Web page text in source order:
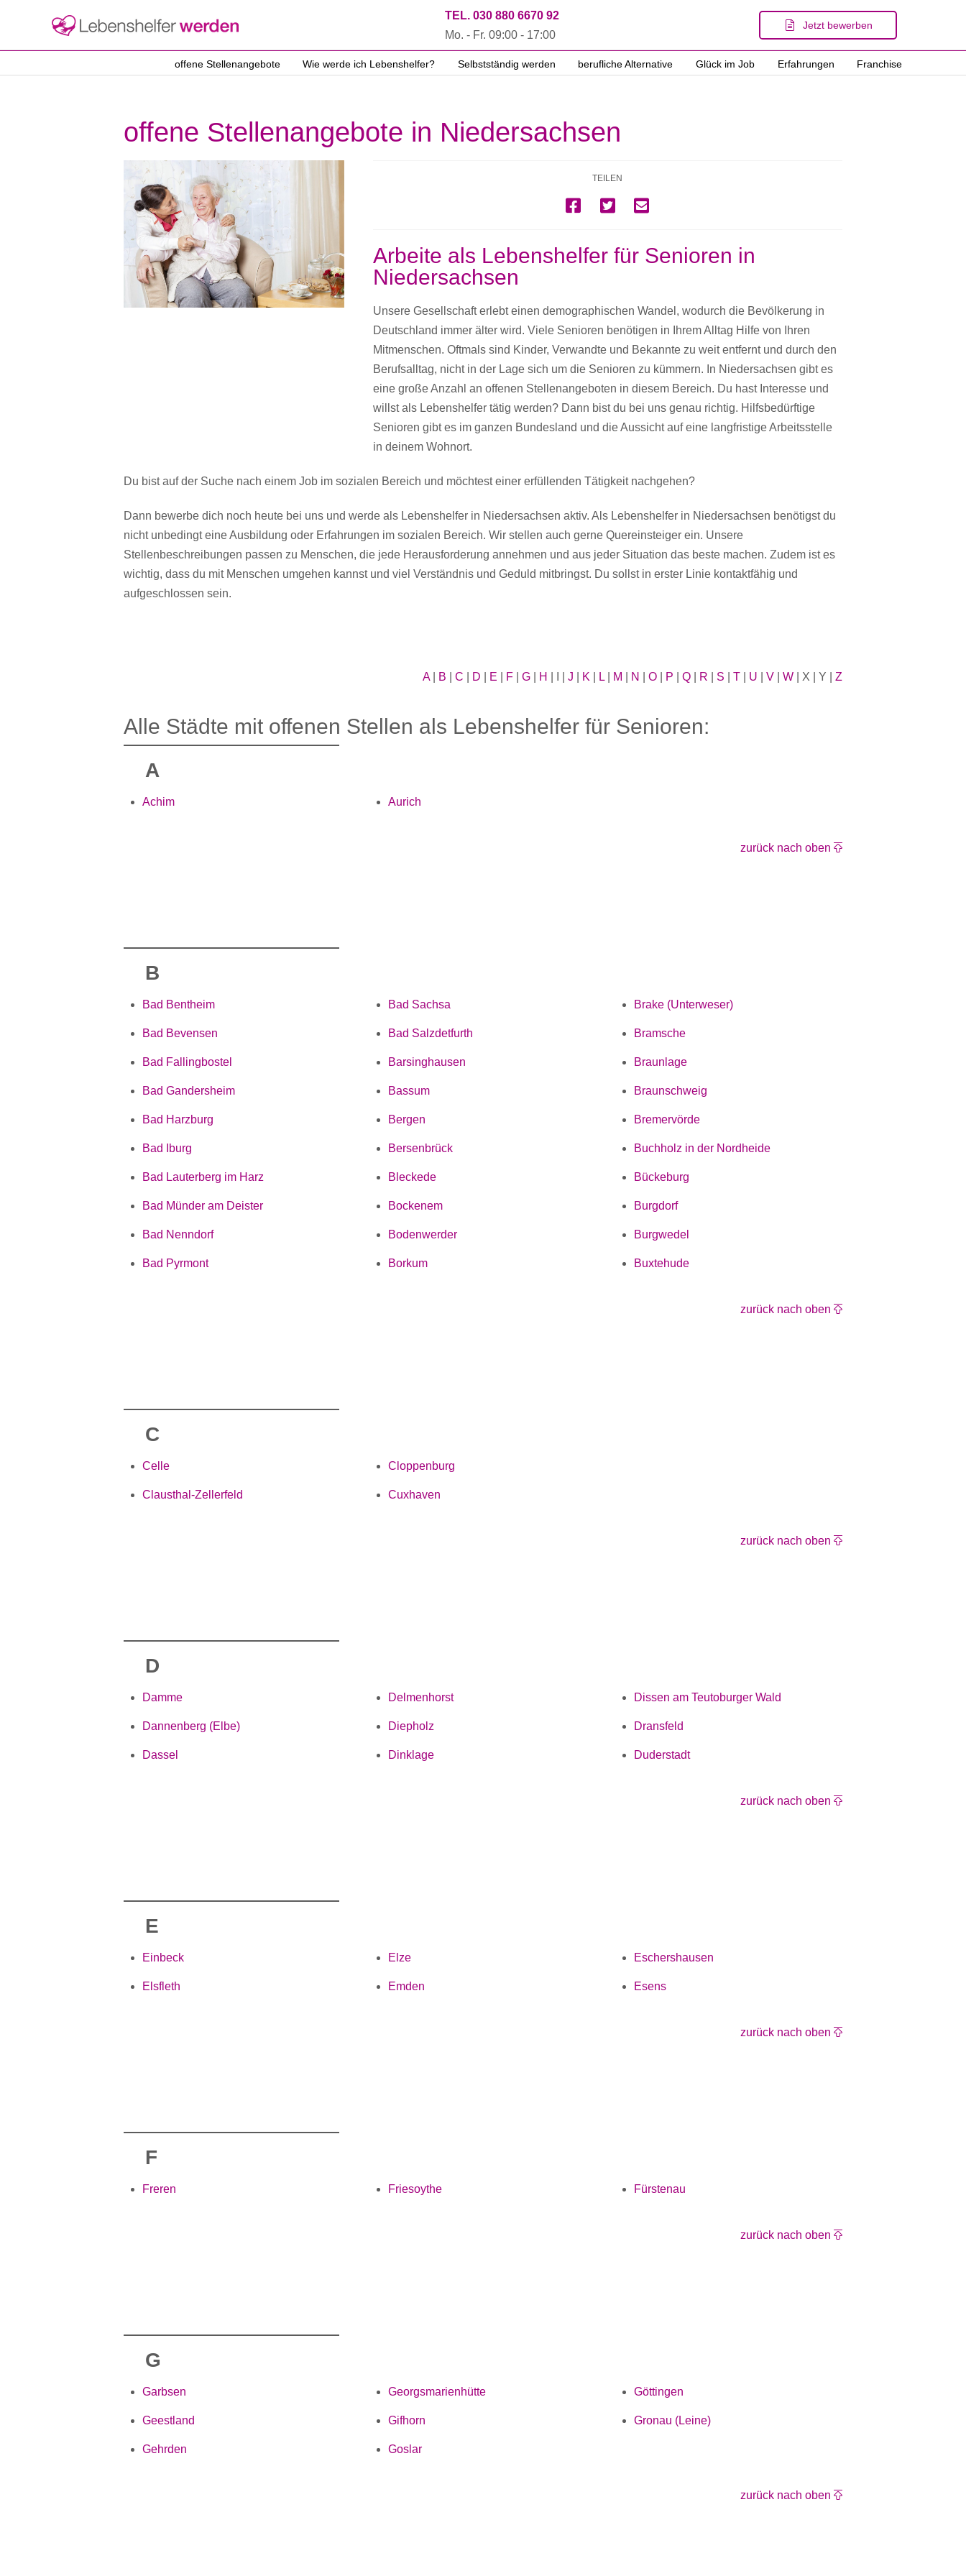
TEL. 030 880 6670 92
Mo. - Fr. 09:00 - 17:00
Jetzt bewerben
offene Stellenangebote Wie werde ich Lebenshelfer? Selbstständig werden berufliche Alternative Glück im Job Erfahrungen Franchise
offene Stellenangebote in Niedersachsen
TEILEN
Arbeite als Lebenshelfer für Senioren in
Niedersachsen
Unsere Gesellschaft erlebt einen demographischen Wandel, wodurch die Bevölkerung in
Deutschland immer älter wird. Viele Senioren benötigen in Ihrem Alltag Hilfe von Ihren
Mitmenschen. Oftmals sind Kinder, Verwandte und Bekannte zu weit entfernt und durch den
Berufsalltag, nicht in der Lage sich um die Senioren zu kümmern. In Niedersachsen gibt es
eine große Anzahl an offenen Stellenangeboten in diesem Bereich. Du hast Interesse und
willst als Lebenshelfer tätig werden? Dann bist du bei uns genau richtig. Hilfsbedürftige
Senioren gibt es im ganzen Bundesland und die Aussicht auf eine langfristige Arbeitsstelle
in deinem Wohnort.
Du bist auf der Suche nach einem Job im sozialen Bereich und möchtest einer erfüllenden Tätigkeit nachgehen?
Dann bewerbe dich noch heute bei uns und werde als Lebenshelfer in Niedersachsen aktiv. Als Lebenshelfer in Niedersachsen benötigst du
nicht unbedingt eine Ausbildung oder Erfahrungen im sozialen Bereich. Wir stellen auch gerne Quereinsteiger ein. Unsere
Stellenbeschreibungen passen zu Menschen, die jede Herausforderung annehmen und aus jeder Situation das beste machen. Zudem ist es
wichtig, dass du mit Menschen umgehen kannst und viel Verständnis und Geduld mitbringst. Du sollst in erster Linie kontaktfähig und
aufgeschlossen sein.
A| B C D E F G H J K L M N O P Q R S T U V W | X | Y | Z
Alle Städte mit offenen Stellen als Lebenshelfer für Senioren:
A
Achim Aurich
zurück nach oben
B
Bad Bentheim
Bad Bevensen
Bad Fallingbostel
Bad Gandersheim
Bad Harzburg
Bad Iburg
Bad Lauterberg im Harz
Bad Münder am Deister
Bad Nenndorf
Bad Pyrmont
Bad Sachsa
Bad Salzdetfurth
Barsinghausen
Bassum
Bergen
Bersenbrück
Bleckede
Bockenem
Bodenwerder
Borkum
Brake (Unterweser)
Bramsche
Braunlage
Braunschweig
Bremervörde
Buchholz in der Nordheide
Bückeburg
Burgdorf
Burgwedel
Buxtehude
zurück nach oben
C
Celle
Clausthal-Zellerfeld
Cloppenburg
Cuxhaven
zurück nach oben
D
Damme
Dannenberg (Elbe)
Dassel
Delmenhorst
Diepholz
Dinklage
Dissen am Teutoburger Wald
Dransfeld
Duderstadt
zurück nach oben
E
Einbeck
Elsfleth
Elze
Emden
Eschershausen
Esens
zurück nach oben
F
Freren Friesoythe Fürstenau
zurück nach oben
G
Garbsen
Geestland
Gehrden
Georgsmarienhütte
Gifhorn
Goslar
Göttingen
Gronau (Leine)
zurück nach oben